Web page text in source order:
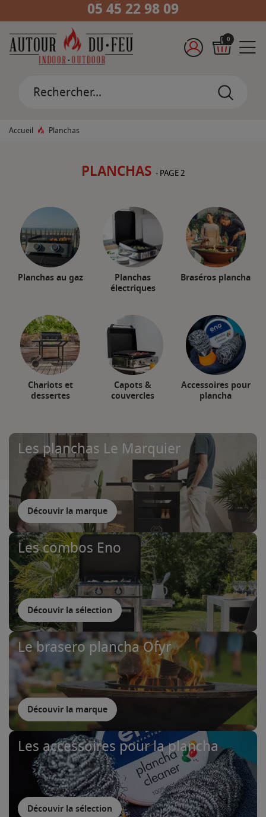
05 45 22 98 09
0
Accueil Planchas
PLANCHAS - PAGE 2
Planchas au gaz
Planchas
électriques
Braséros plancha
Chariots et
dessertes
Capots &
couvercles
Accessoires pour
plancha
Les planchas Le Marquier
Découvir la marque
Les combos Eno
Découvir la sélection
Le brasero plancha Ofyr
Découvir la marque
Les accessoires pour la plancha
Découvir la sélection